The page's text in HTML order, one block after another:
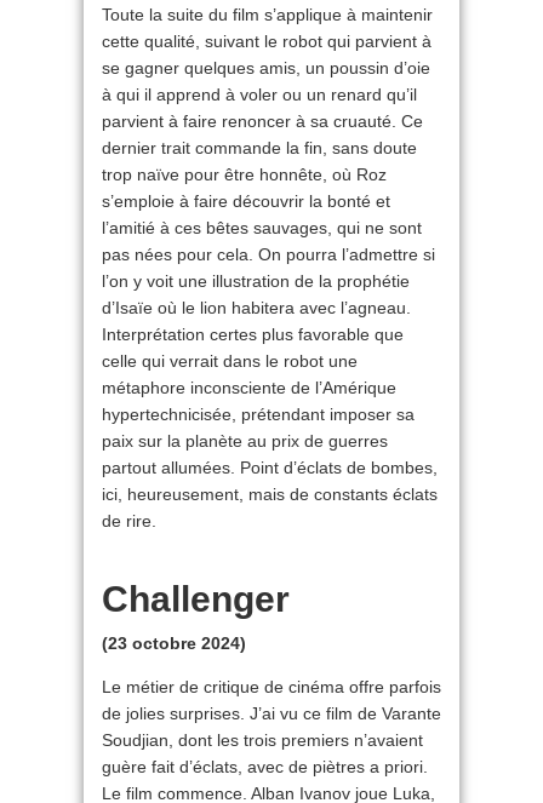
Toute la suite du film s’applique à maintenir
cette qualité, suivant le robot qui parvient à
se gagner quelques amis, un poussin d’oie
à qui il apprend à voler ou un renard qu’il
parvient à faire renoncer à sa cruauté. Ce
dernier trait commande la fin, sans doute
trop naïve pour être honnête, où Roz
s’emploie à faire découvrir la bonté et
l’amitié à ces bêtes sauvages, qui ne sont
pas nées pour cela. On pourra l’admettre si
l’on y voit une illustration de la prophétie
d’Isaïe où le lion habitera avec l’agneau.
Interprétation certes plus favorable que
celle qui verrait dans le robot une
métaphore inconsciente de l’Amérique
hypertechnicisée, prétendant imposer sa
paix sur la planète au prix de guerres
partout allumées. Point d’éclats de bombes,
ici, heureusement, mais de constants éclats
de rire.
Challenger
(23 octobre 2024)
Le métier de critique de cinéma offre parfois
de jolies surprises. J’ai vu ce film de Varante
Soudjian, dont les trois premiers n’avaient
guère fait d’éclats, avec de piètres a priori.
Le film commence. Alban Ivanov joue Luka,